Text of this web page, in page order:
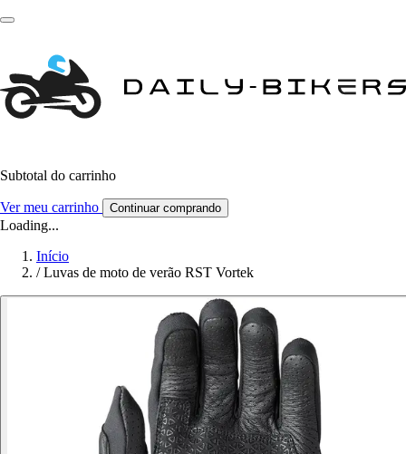
Subtotal do carrinho
Ver meu carrinho Continuar comprando
Loading...
Início
/ Luvas de moto de verão RST Vortek